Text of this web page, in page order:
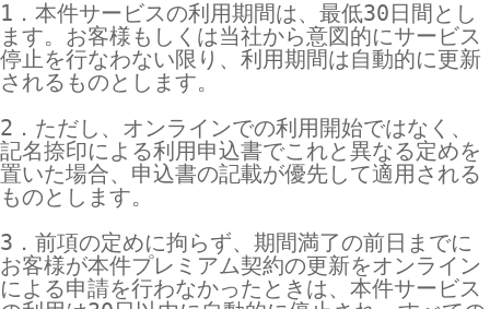
1．本件サービスの利用期間は、最低30日間とし
ます。お客様もしくは当社から意図的にサービス
停止を行なわない限り、利用期間は自動的に更新
されるものとします。
2．ただし、オンラインでの利用開始ではなく、
記名捺印による利用申込書でこれと異なる定めを
置いた場合、申込書の記載が優先して適用される
ものとします。
3．前項の定めに拘らず、期間満了の前日までに
お客様が本件プレミアム契約の更新をオンライン
による申請を行わなかったときは、本件サービス